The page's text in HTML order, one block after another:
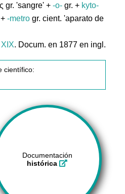
gr. 'sangre' +-o- gr. + kyto-
+-metro gr. cient. 'aparato de
. Docum. en 1877 en ingl.
científico:
Documentación
histórica